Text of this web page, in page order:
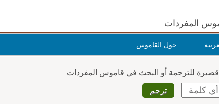
المفردات
حول القاموس
قصيرة للترجمة أو البحث في قاموس المفردات